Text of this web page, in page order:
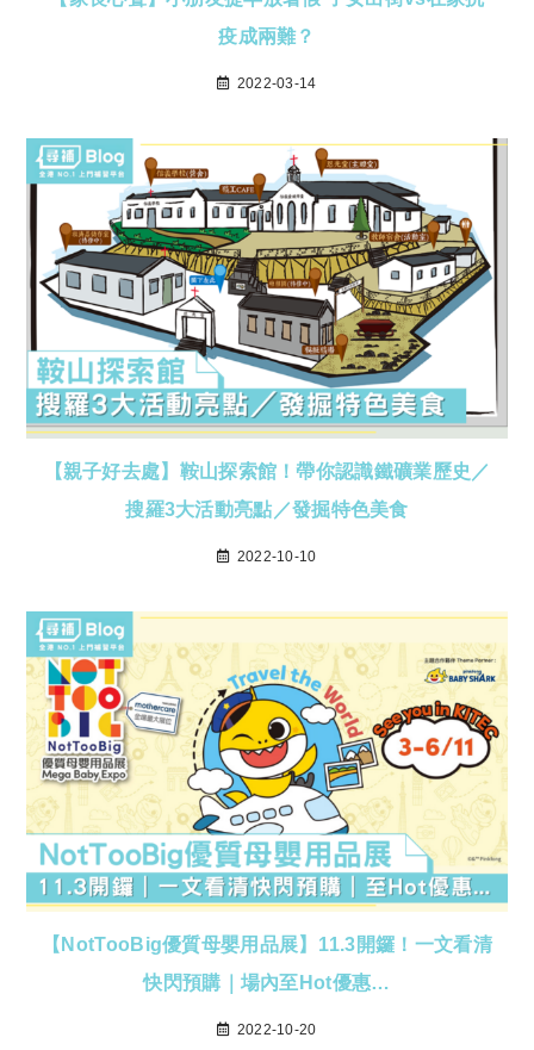
疫成兩難？
2022-03-14
【親子好去處】鞍山探索館！帶你認識鐵礦業歷史／
搜羅3大活動亮點／發掘特色美食
2022-10-10
【NotTooBig優質母嬰用品展】11.3開鑼！一文看清
快閃預購｜場內至Hot優惠…
2022-10-20